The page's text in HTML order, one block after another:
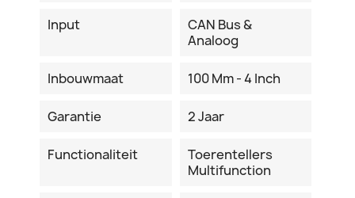
Input
CAN Bus &
Analoog
Inbouwmaat 100 Mm - 4 Inch
Garantie 2 Jaar
Functionaliteit
Toerentellers
Multifunction